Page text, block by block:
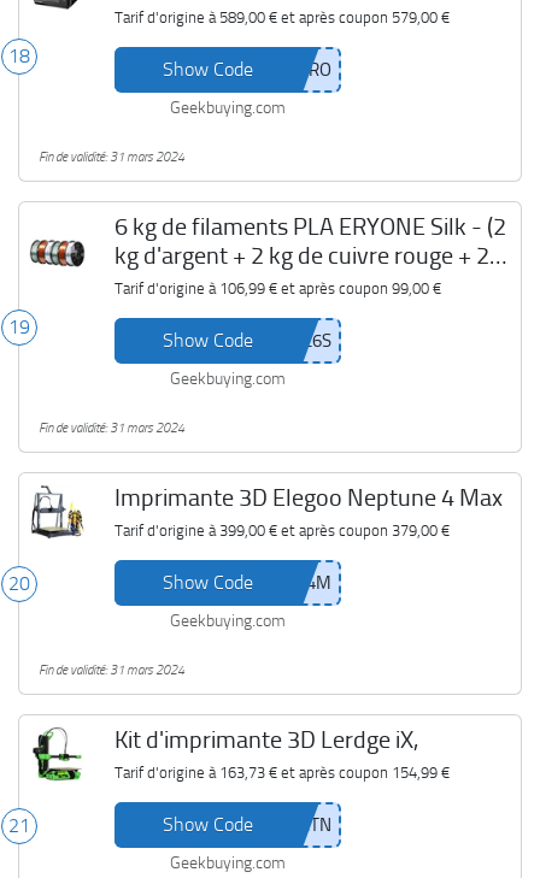
18
Tarif d'origine à 589,00 €et après coupon 579,00 €
Show Code
Geekbuying.com
Fin de validité: 31 mars 2024
19
6 kg de filaments PLA ERYONE Silk - (2
kg d'argent + 2 kg de cuivre rouge + 2
kg de vert foncé)
Tarif d'origine à 106,99 €et après coupon 99,00 €
Show Code
Geekbuying.com
Fin de validité: 31 mars 2024
20
Imprimante 3D Elegoo Neptune 4 Max
Tarif d'origine à 399,00 €et après coupon 379,00 €
Show Code
Geekbuying.com
Fin de validité: 31 mars 2024
21
Kit d'imprimante 3D Lerdge iX,
Tarif d'origine à 163,73 €et après coupon 154,99 €
Show Code
Geekbuying.com